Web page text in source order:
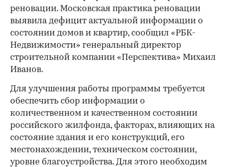
реновации. Московская практика реновации
выявила дефицит актуальной информации о
состоянии домов и квартир, сообщил «РБК-
Недвижимости» генеральный директор
строительной компании «Перспектива» Михаил
Иванов.
Для улучшения работы программы требуется
обеспечить сбор информации о
количественном и качественном состоянии
российского жилфонда, факторах, влияющих на
состояние здания и его конструкций, его
местонахождении, техническом состоянии,
уровне благоустройства. Для этого необходим